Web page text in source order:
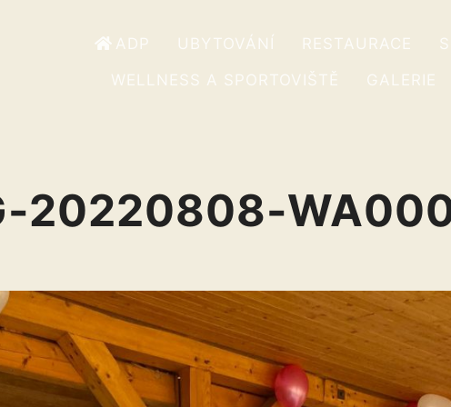
ADP UBYTOVÁNÍ RESTAURACE
WELLNESS A SPORTOVIŠTĚ
GALERIE
20220808-